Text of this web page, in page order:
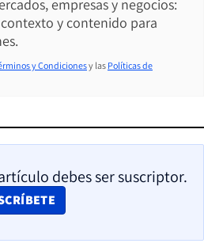
empresas y negocios:
y contenido para
y Condicionesy las Políticas de
debes ser suscriptor.
IN NEW WINDOW